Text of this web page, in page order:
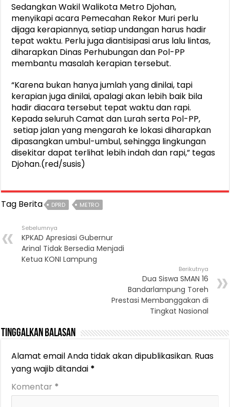
Sedangkan Wakil Walikota Metro Djohan,
menyikapi acara Pemecahan Rekor Muri perlu
dijaga kerapiannya, setiap undangan harus hadir
tepat waktu. Perlu juga diantisipasi arus lalu lintas,
diharapkan Dinas Perhubungan dan Pol-PP
membantu masalah kerapian tersebut.
“Karena bukan hanya jumlah yang dinilai, tapi
kerapian juga dinilai, apalagi akan lebih baik bila
hadir diacara tersebut tepat waktu dan rapi.
Kepada seluruh Camat dan Lurah serta Pol-PP,
setiap jalan yang mengarah ke lokasi diharapkan
dipasangkan umbul-umbul, sehingga lingkungan
disekitar dapat terlihat lebih indah dan rapi,” tegas
Djohan.(red/susis)
Tag Berita DPRD METRO
Sebelumnya
KPKAD Apresiasi Gubernur
Arinal Tidak Bersedia Menjadi
Ketua KONI Lampung
Berikutnya
Dua Siswa SMAN 16
Bandarlampung Toreh
Prestasi Membanggakan di
Tingkat Nasional
Tinggalkan Balasan
Alamat email Anda tidak akan dipublikasikan. Ruas
yang wajib ditandai *
Komentar *